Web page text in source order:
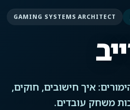
GAMING SYSTEMS ARCHITECT
איך חישובים, חוקים,
משחק עובדים.